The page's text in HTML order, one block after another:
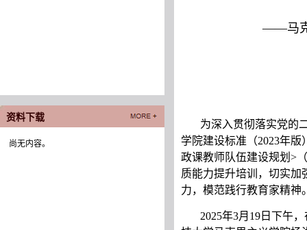
资料下载
尚无内容。
——马克
为深入贯彻落实党的
学院建设标准（2023年
政课教师队伍建设规划>
质能力提升培训，切实加
力，模范践行教育家精神
2025年3月19日下午